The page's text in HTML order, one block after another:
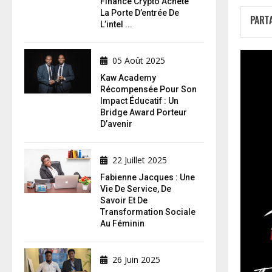
La Porte D’entrée De
L’intel ...
05 Août 2025
Kaw Academy
Récompensée Pour Son
Impact Éducatif : Un
Bridge Award Porteur
D’avenir
22 Juillet 2025
Fabienne Jacques : Une
Vie De Service, De
Savoir Et De
Transformation Sociale
Au Féminin
26 Juin 2025